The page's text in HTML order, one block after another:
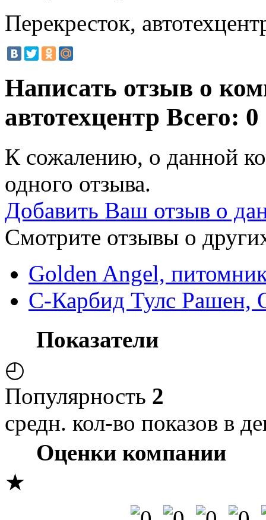
Перекресток,
Написать отзыв о
автотехцентр Всего: 0
К сожалению, о данной
одного отзыва.
Добавить Ваш отзыв о
Смотрите отзывы о
Golden Angel,
С-Карбид Тулс Рашен,
Показатели
◴
Популярность 2
средн. кол-во показов в
Оценки компании
★